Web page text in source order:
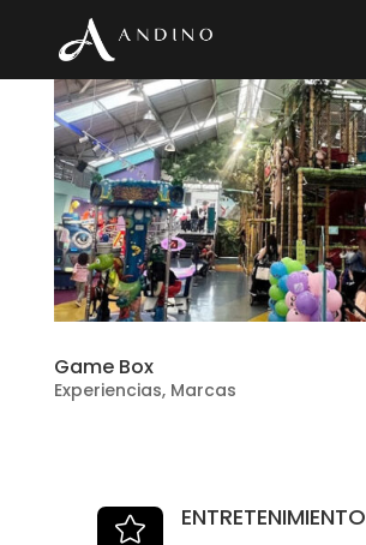
Game Box
Experiencias, Marcas
 ENTRETENIMIENTO